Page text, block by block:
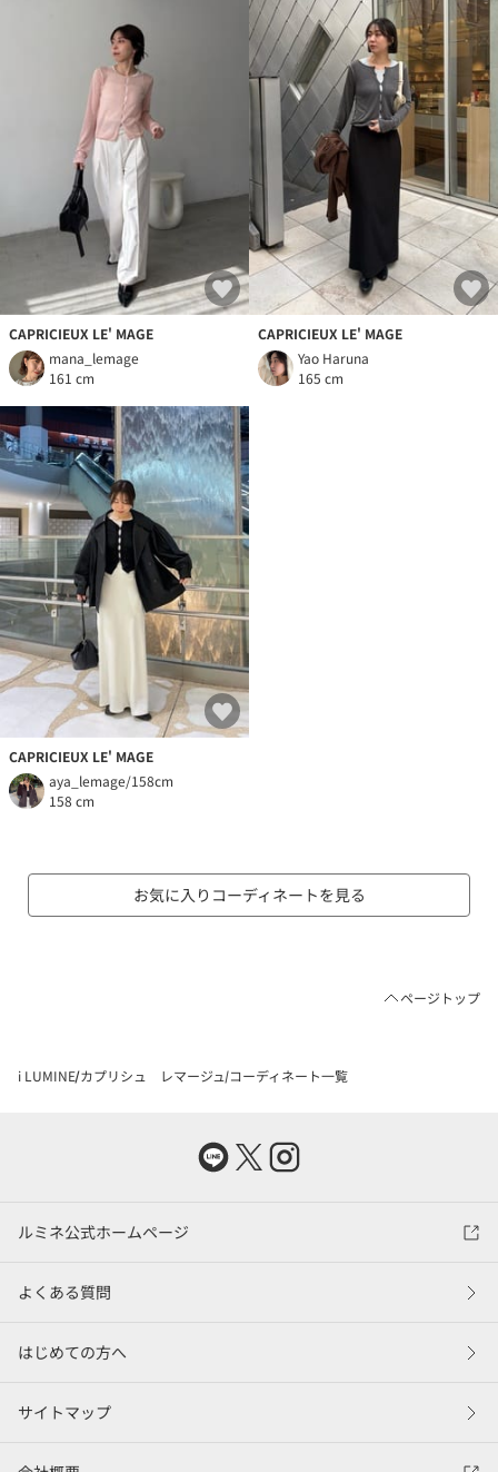
CAPRICIEUX LE' MAGE
mana_lemage
161 cm
CAPRICIEUX LE' MAGE
Yao Haruna
165 cm
CAPRICIEUX LE' MAGE
aya_lemage/158cm
158 cm
お気に入りコーディネートを見る
ページトップ
i LUMINE カプリシュ レマージュ コーディネート一覧
ルミネ公式ホームページ
よくある質問
はじめての方へ
サイトマップ